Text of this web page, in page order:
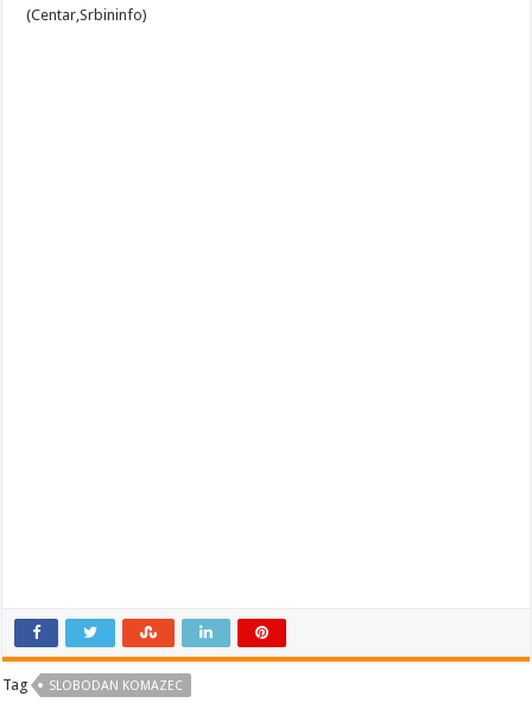
(Centar,Srbininfo)
Tag SLOBODAN KOMAZEC